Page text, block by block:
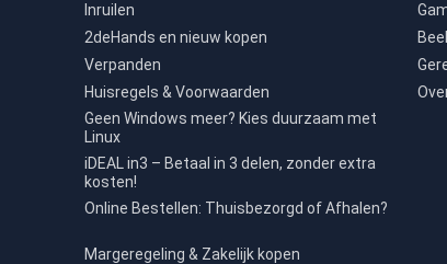
Inruilen
2deHands en nieuw kopen
Verpanden
Huisregels & Voorwaarden
Geen Windows meer? Kies duurzaam met
Linux
iDEAL in3 – Betaal in 3 delen, zonder extra
kosten!
Online Bestellen: Thuisbezorgd of Afhalen?
Margeregeling & Zakelijk kopen